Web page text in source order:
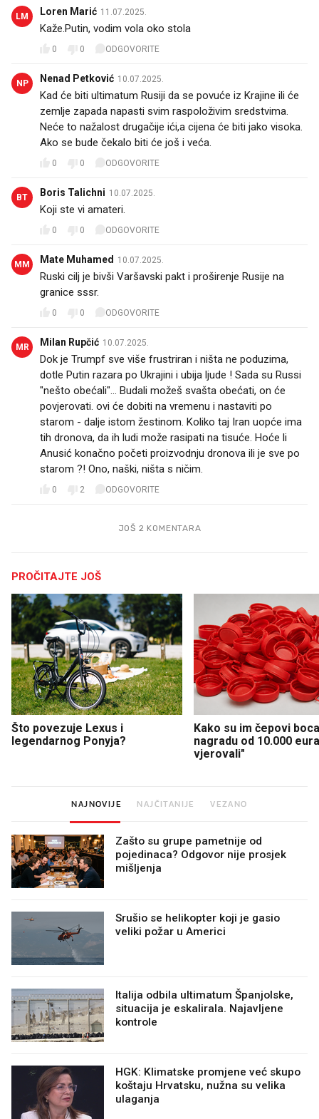
LM Loren Marić 11.07.2025.
Kaže.Putin, vodim vola oko stola
0 0 ODGOVORITE
NP Nenad Petković 10.07.2025.
Kad će biti ultimatum Rusiji da se povuće iz Krajine ili će
zemlje zapada napasti svim raspoloživim sredstvima.
Neće to nažalost drugačije ići,a cijena će biti jako visoka.
Ako se bude čekalo biti će još i veća.
0 0 ODGOVORITE
BT Boris Talichni 10.07.2025.
Koji ste vi amateri.
0 0 ODGOVORITE
MM Mate Muhamed 10.07.2025.
Ruski cilj je bivši Varšavski pakt i proširenje Rusije na
granice sssr.
0 0 ODGOVORITE
MR Milan Rupčić 10.07.2025.
Dok je Trumpf sve više frustriran i ništa ne poduzima,
dotle Putin razara po Ukrajini i ubija ljude ! Sada su Russi
"nešto obećali"... Budali možeš svašta obećati, on će
povjerovati. ovi će dobiti na vremenu i nastaviti po
starom - dalje istom žestinom. Koliko taj Iran uopće ima
tih dronova, da ih ludi može rasipati na tisuće. Hoće li
Anusić konačno početi proizvodnju dronova ili je sve po
starom ?! Ono, naški, ništa s ničim.
0 2 ODGOVORITE
JOŠ 2 KOMENTARA
PROČITAJTE JOŠ
Što povezuje Lexus i
legendarnog Ponyja?
Kako su im čepovi
nagradu od 10.000
vjerovali"
NAJNOVIJE NAJČITANIJE VEZANO
Zašto su grupe pametnije od
pojedinaca? Odgovor nije prosjek
mišljenja
Srušio se helikopter koji je gasio
veliki požar u Americi
Italija odbila ultimatum Španjolske,
situacija je eskalirala. Najavljene
kontrole
HGK: Klimatske promjene već skupo
koštaju Hrvatsku, nužna su velika
ulaganja